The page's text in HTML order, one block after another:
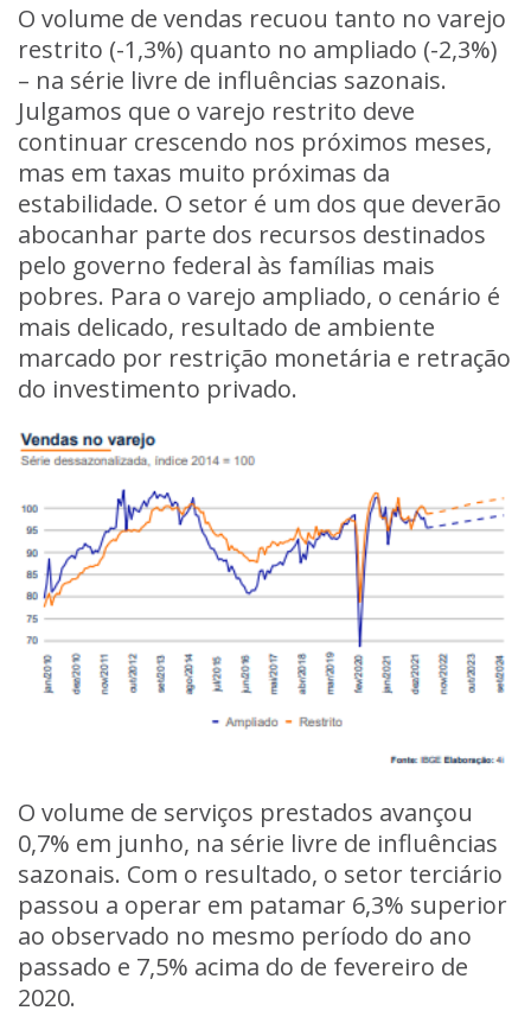
O volume de vendas recuou tanto no varejo
restrito (-1,3%) quanto no ampliado (-2,3%)
– na série livre de influências sazonais.
Julgamos que o varejo restrito deve
continuar crescendo nos próximos meses,
mas em taxas muito próximas da
estabilidade. O setor é um dos que deverão
abocanhar parte dos recursos destinados
pelo governo federal às famílias mais
pobres. Para o varejo ampliado, o cenário é
mais delicado, resultado de ambiente
marcado por restrição monetária e retração
do investimento privado.
O volume de serviços prestados avançou
0,7% em junho, na série livre de influências
sazonais. Com o resultado, o setor terciário
passou a operar em patamar 6,3% superior
ao observado no mesmo período do ano
passado e 7,5% acima do de fevereiro de
2020.